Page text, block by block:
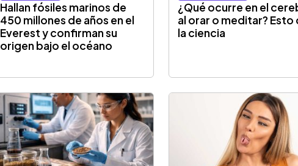
Hallan fósiles marinos de
450 millones de años en el
Everest y confirman su
origen bajo el océano
¿Qué ocurre en el
al orar o meditar? Esto
la ciencia